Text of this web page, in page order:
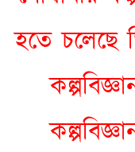
হতে চলেছে